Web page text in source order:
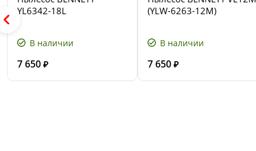
YL6342-18L
В наличии
7 650 ₽
(YLW-6263-12M)
В наличии
7 650 ₽